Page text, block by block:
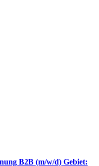
B2B (m/w/d) Gebiet: